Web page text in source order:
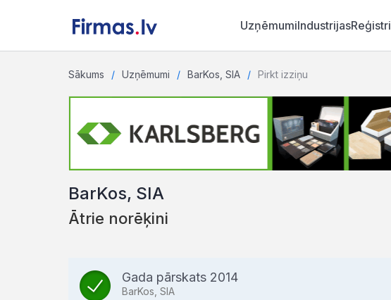
UzņēmumiIndustrijasReģistri
Sākums Uzņēmumi BarKos, SIA Pirkt izziņu
BarKos, SIA
Ātrie norēķini
Gada pārskats 2014
BarKos, SIA